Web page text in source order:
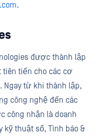
.
được thành lập
tiên tiến cho các cơ
Ngay từ khi thành lập,
công nghệ đến các
công nhận là doanh
kỹ thuật số, Tình báo &